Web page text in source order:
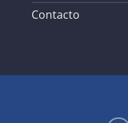
Contacto